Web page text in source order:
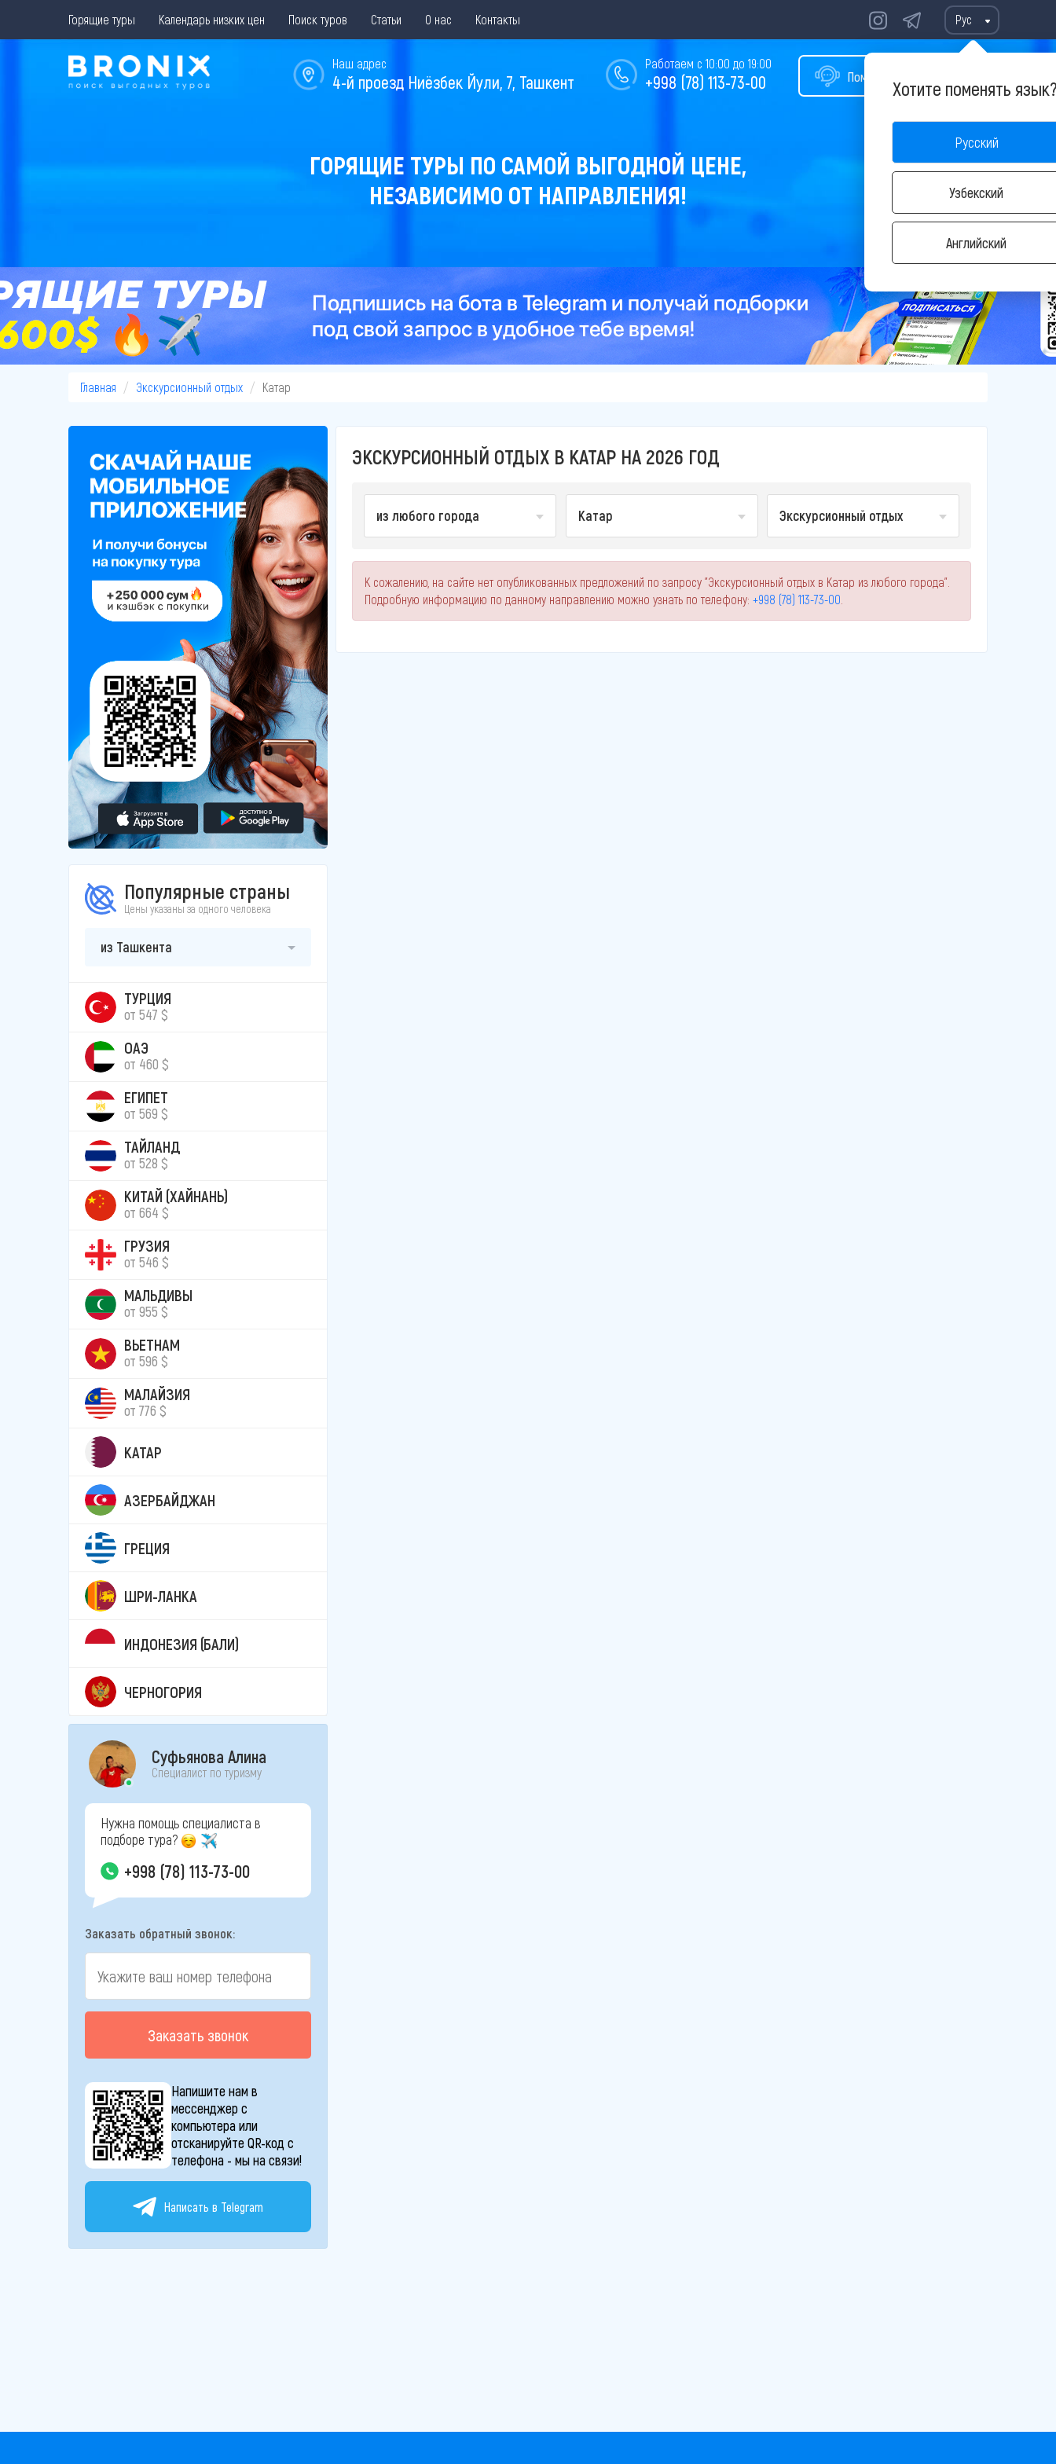
Горящие туры Календарь низких цен Поиск туров Статьи О нас Контакты Рус
Хотите поменять
Русский
Узбекский
Английский
Помощь в подборе тура
Работаем с 10:00 до 19:00
+998 (78) 113-73-00
Наш адрес
4-й проезд Ниёзбек Йули, 7, Ташкент
ГОРЯЩИЕ ТУРЫ ПО САМОЙ ВЫГОДНОЙ ЦЕНЕ,
НЕЗАВИСИМО ОТ НАПРАВЛЕНИЯ!
Главная Экскурсионный отдых Катар
Популярные страны
Цены указаны за одного человека
из Ташкента
ТУРЦИЯ
от 547 $
ОАЭ
от 460 $
ЕГИПЕТ
от 569 $
ТАЙЛАНД
от 528 $
КИТАЙ (ХАЙНАНЬ)
от 664 $
ГРУЗИЯ
от 546 $
МАЛЬДИВЫ
от 955 $
ВЬЕТНАМ
от 596 $
МАЛАЙЗИЯ
от 776 $
КАТАР
АЗЕРБАЙДЖАН
ГРЕЦИЯ
ШРИ-ЛАНКА
ИНДОНЕЗИЯ (БАЛИ)
ЧЕРНОГОРИЯ
Суфьянова Алина
Специалист по туризму
Нужна помощь специалиста в
подборе тура?
+998 (78) 113-73-00
Заказать обратный звонок:
Заказать звонок
Напишите нам в
мессенджер с
компьютера или
отсканируйте QR-код с
телефона - мы на связи!
Написать в Telegram
ЭКСКУРСИОННЫЙ ОТДЫХ В КАТАР НА 2026 ГОД
из любого города Катар Экскурсионный отдых
К сожалению, на сайте нет опубликованных предложений по запросу "Экскурсионный отдых в Катар из любого города".
Подробную информацию по данному направлению можно узнать по телефону: +998 (78) 113-73-00